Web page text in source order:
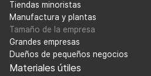
Tiendas minoristas
Manufactura y plantas
Tamaño de la empresa
Grandes empresas
Dueños de pequeños negocios
Materiales útiles